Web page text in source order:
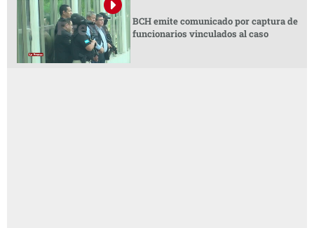
BCH emite comunicado por captura de
funcionarios vinculados al caso